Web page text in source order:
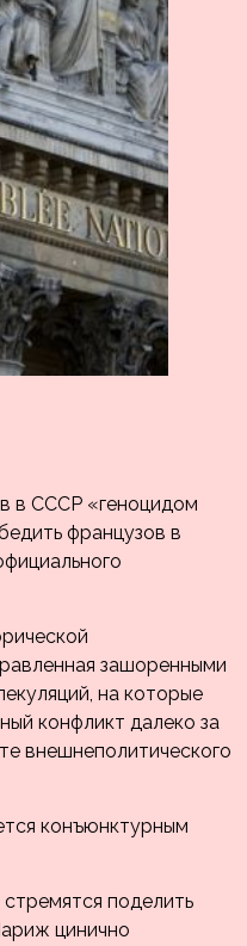
в СССР «геноцидом
французов в
зашоренными
на которые
конфликт далеко за
внешнеполитического
конъюнктурным
поделить
цинично